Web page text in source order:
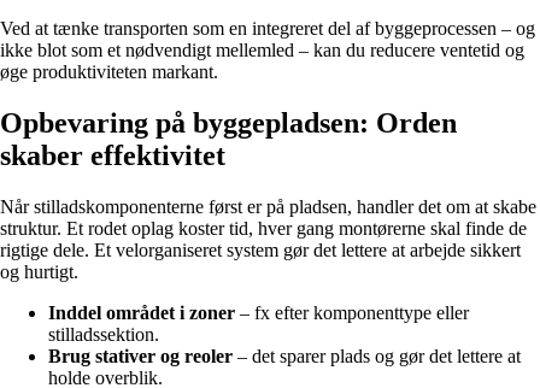
Ved at tænke transporten som en integreret del af byggeprocessen – og
ikke blot som et nødvendigt mellemled – kan du reducere ventetid og
øge produktiviteten markant.
Opbevaring på byggepladsen: Orden
skaber effektivitet
Når stilladskomponenterne først er på pladsen, handler det om at skabe
struktur. Et rodet oplag koster tid, hver gang montørerne skal finde de
rigtige dele. Et velorganiseret system gør det lettere at arbejde sikkert
og hurtigt.
Inddel området i zoner – fx efter komponenttype eller
stilladssektion.
Brug stativer og reoler – det sparer plads og gør det lettere at
holde overblik.